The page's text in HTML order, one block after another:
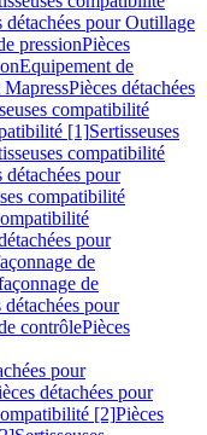
détachées pour Outillage
pressionPièces
Equipement de
Pièces détachées
compatibilité
[1]Sertisseuses
compatibilité
détachées pour
compatibilité
pour
de
de
détachées pour
contrôlePièces
pour
détachées pour
[2]Pièces